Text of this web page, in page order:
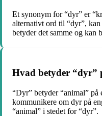
Et synonym for “dyr” er
alternativt ord til “dyr”,
betyder det samme og kan
Hvad betyder “dyr”
“Dyr” betyder “animal”
kommunikere om dyr på
“animal” i stedet for “dyr”.